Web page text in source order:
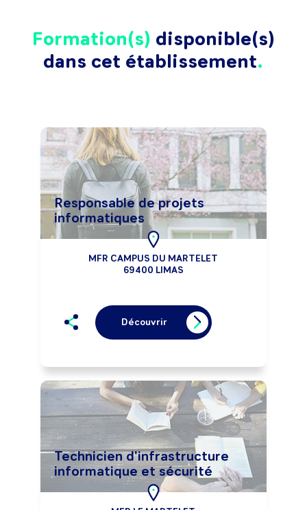
Formation(s) disponible(s)
dans cet établissement
Responsable de projets
informatiques
MFR CAMPUS DU MARTELET
69400 LIMAS
Découvrir
Technicien d'infrastructure
informatique et sécurité